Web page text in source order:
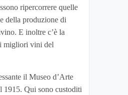
ripercorrere quelle
della produzione di
E inoltre c’è la
migliori vini del
il Museo d’Arte
1915. Qui sono custoditi